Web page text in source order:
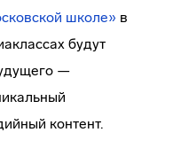
школе» в
будут
—
контент.